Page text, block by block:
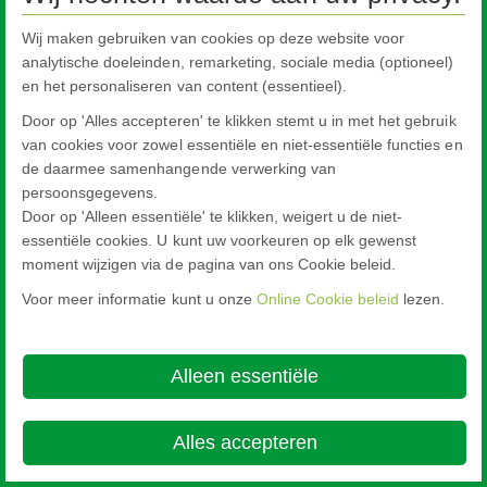
Wij maken gebruiken van cookies op deze website voor
analytische doeleinden, remarketing, sociale media (optioneel)
en het personaliseren van content (essentieel).
Door op 'Alles accepteren' te klikken stemt u in met het gebruik
van cookies voor zowel essentiële en niet-essentiële functies en
de daarmee samenhangende verwerking van
persoonsgegevens.
Door op 'Alleen essentiële' te klikken, weigert u de niet-
essentiële cookies. U kunt uw voorkeuren op elk gewenst
moment wijzigen via de pagina van ons Cookie beleid.
Voor meer informatie kunt u onze Online Cookie beleid lezen.
Alleen essentiële
Alles accepteren